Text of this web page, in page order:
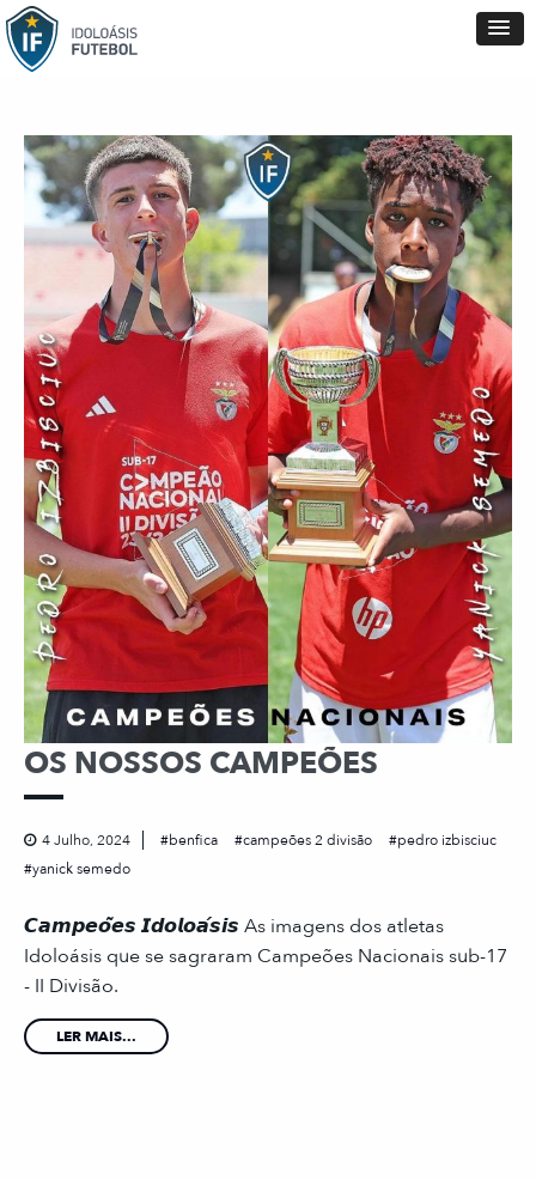
OS NOSSOS CAMPEÕES
4 Julho, 2024 benfica campeões 2 divisão
pedro izbisciuc
yanick semedo
𝘾𝙖𝙢𝙥𝙚𝙤̃𝙚𝙨 𝙄𝙙𝙤𝙡𝙤𝙖́𝙨𝙞𝙨 As imagens dos atletas
Idoloásis que se sagraram Campeões Nacionais sub-17
- II Divisão.
LER MAIS...